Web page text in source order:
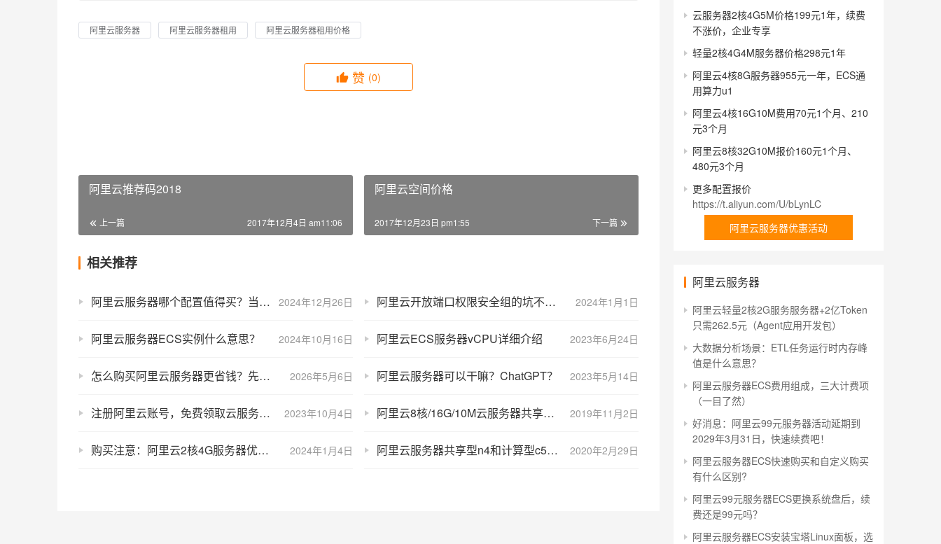
阿里云服务器 阿里云服务器租用 阿里云服务器租用价格
赞 (0)
阿里云推荐码2018
上一篇 2017年12月4日 am11:06
阿里云空间价格
下一篇
2017年12月23日 pm1:55
相关推荐
2024年12月26日
阿里云服务器哪个配置值得买？当然是99元的ECS经济型e实例 2024年1月1日
阿里云开放端口权限安全组的坑不只是iptables
2024年10月16日
阿里云服务器ECS实例什么意思？ 2023年6月24日
阿里云ECS服务器vCPU详细介绍
2026年5月6日
怎么购买阿里云服务器更省钱？先领券再下单，在特惠活动购买更划算！ 2023年5月14日
阿里云服务器可以干嘛？ChatGPT？
2023年10月4日
注册阿里云账号，免费领取云服务器入口（最高领4台） 2019年11月2日
阿里云8核/16G/10M云服务器共享型n4实例优惠价3年9999元
2024年1月4日
购买注意：阿里云2核4G服务器优惠价30元3个月ecs.e-c1m2.large说明 2020年2月29日
阿里云服务器共享型n4和计算型c5实例区别性能对比以及应用场景
云服务器2核4G5M价格199元1年，续费
不涨价，企业专享
轻量2核4G4M服务器价格298元1年
阿里云4核8G服务器955元一年，ECS通
用算力u1
阿里云4核16G10M费用70元1个月、210
元3个月
阿里云8核32G10M报价160元1个月、
480元3个月
更多配置报价
https://t.aliyun.com/U/bLynLC
阿里云服务器优惠活动
阿里云服务器
阿里云轻量2核2G服务服务器+2亿Token
只需262.5元（Agent应用开发包）
大数据分析场景：ETL任务运行时内存峰
值是什么意思？
阿里云服务器ECS费用组成，三大计费项
（一目了然）
好消息：阿里云99元服务器活动延期到
2029年3月31日，快速续费吧！
阿里云服务器ECS快速购买和自定义购买
有什么区别?
阿里云99元服务器ECS更换系统盘后，续
费还是99元吗？
阿里云服务器ECS安装宝塔Linux面板，选